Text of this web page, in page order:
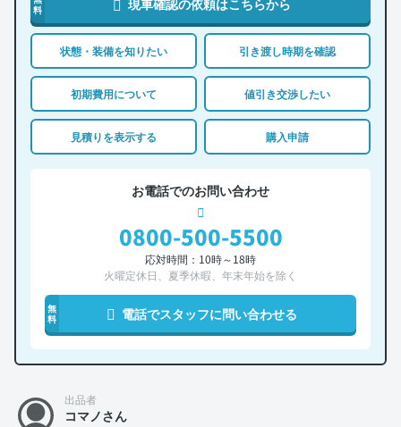
料
現車確認の依頼はこちらから
状態・装備を知りたい 引き渡し時期を確認
初期費用について 値引き交渉したい
見積りを表示する 購入申請
お電話でのお問い合わせ
0800-500-5500
応対時間：10時～18時
火曜定休日、夏季休暇、年末年始を除く
無
料
電話でスタッフに問い合わせる
出品者
コマノさん